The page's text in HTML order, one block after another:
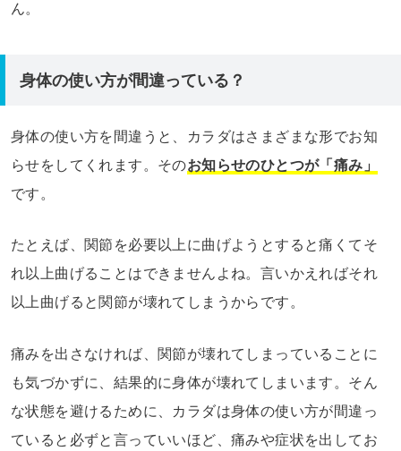
ん。
身体の使い方が間違っている？
身体の使い方を間違うと、カラダはさまざまな形でお知
らせをしてくれます。そのお知らせのひとつが「痛み」
です。
たとえば、関節を必要以上に曲げようとすると痛くてそ
れ以上曲げることはできませんよね。言いかえればそれ
以上曲げると関節が壊れてしまうからです。
痛みを出さなければ、関節が壊れてしまっていることに
も気づかずに、結果的に身体が壊れてしまいます。そん
な状態を避けるために、カラダは身体の使い方が間違っ
ていると必ずと言っていいほど、痛みや症状を出してお